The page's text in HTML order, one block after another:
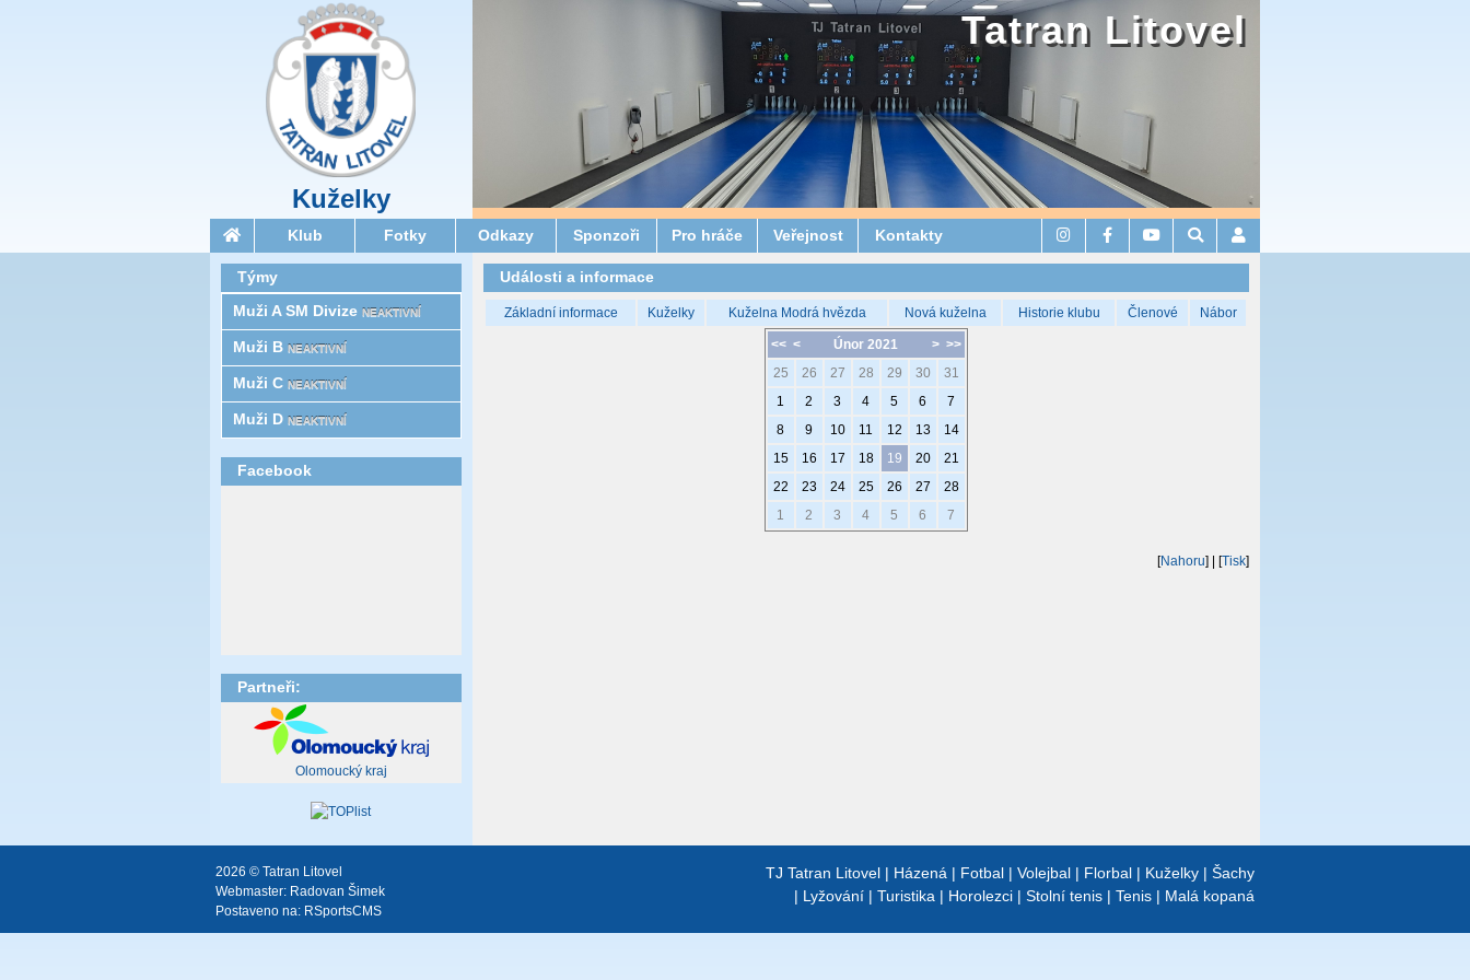
Kuželky
Tatran Litovel
Klub Fotky Odkazy Sponzoři Pro hráče Veřejnost Kontakty
Události a informace
Základní informace Kuželky Kuželna Modrá hvězda Nová kuželna Historie klubu Členové Nábor
<< < > >>
Únor 2021
25
26 27 28 29 30
31
1
2 3 4 5 6
7
8
9 10 11 12 13
14
15
16 17 18 19 20
21
22
23 24 25 26 27
28
1
2 3 4 5 6 7
[Nahoru] | [Tisk]
Týmy
Muži A SM Divize NEAKTIVNÍ
Muži B NEAKTIVNÍ
Muži C NEAKTIVNÍ
Muži D NEAKTIVNÍ
Facebook
Partneři:
Olomoucký kraj
TJ Tatran Litovel | Házená | Fotbal | Volejbal | Florbal | Kuželky | Šachy
| Lyžování | Turistika | Horolezci | Stolní tenis | Tenis | Malá kopaná
2026 © Tatran Litovel
Webmaster: Radovan Šimek
Postaveno na: RSportsCMS